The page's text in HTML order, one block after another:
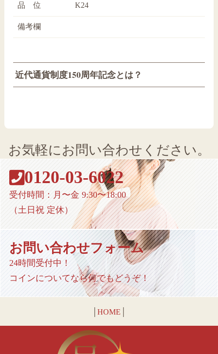
品 位 K24
備考欄
近代通貨制度150周年記念とは？
お気軽にお問い合わせください。
0120-03-6022
受付時間：月〜金 9:30〜18:00
（土日祝 定休）
お問い合わせフォーム
24時間受付中！
コインについてなら何でもどうぞ！
HOME